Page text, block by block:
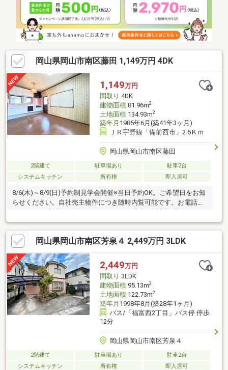
岡山県岡山市南区藤田 1,149万円 4DK
1,149万円
間取り 4DK
建物面積81.96m2
土地面積134.93m2
築年月 1985年6月(築41年3ヶ月)
ＪＲ宇野線「備前西市」2.6Ｋｍ
岡山県岡山市南区藤田
2階建て 駐車場あり
駐車2台
システムキッチン
所有権 即入居可
8/6(木)～8/9(日)予約制見学会開催※当日予約OK。ご希望日をお知
らせください。自社売主物件につき随時内覧可能です。お電話か
ム内容】●内装工事クリーニング【おすすめポイント】・雨漏
り、構造上主要な部分の欠陥や・腐食、給排水管の故障や漏水に
ついてお引渡しより２年間保証・シロアリ防除工事施工後5年間保
証・返済額や融資可能額など、お客様のご希望にあわせてご提
案。住宅ローンが初めての方でもお気軽にご相談ください【周辺
施設】・第二藤田小学校1500ｍ（徒歩19分）・藤田中学校2900ｍ
（自転車12分
岡山県岡山市南区芳泉４ 2,449万円 3LDK
2,449万円
間取り 3LDK
建物面積95.13m2
土地面積122.73m2
築年月 1998年8月(築28年1ヶ月)
バス/「福富西2丁目」バス停 停歩
12分
岡山県岡山市南区芳泉４
2階建て 駐車場あり
駐車2台
システムキッチン
所有権 即入居可